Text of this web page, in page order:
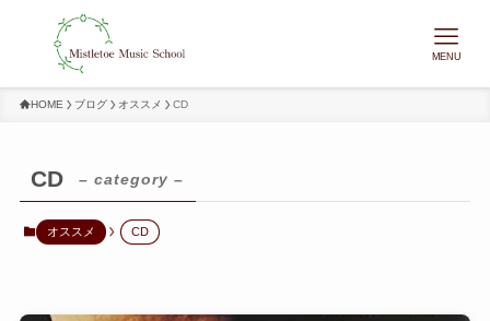
MENU
HOME ブログ オススメ CD
CD – category –
オススメ CD